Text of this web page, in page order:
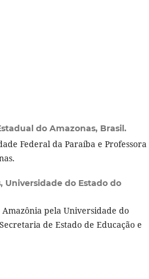
do Amazonas, Brasil.
Federal da Paraíba e Professora
Universidade do Estado do
pela Universidade do
de Estado de Educação e